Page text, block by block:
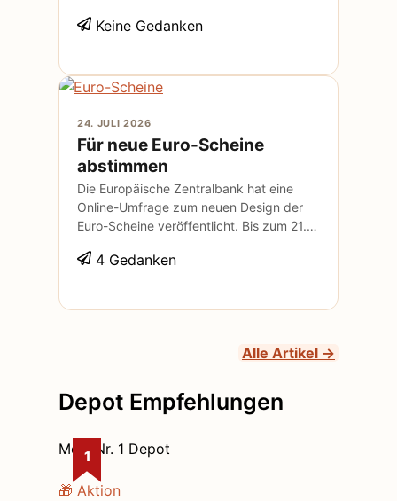
€ Bonus und wer zusätzlich das erste
Insgesamt sind also bis zu 300
Keine Gedanken
24. JULI 2026
Für neue Euro-Scheine
abstimmen
Die Europäische Zentralbank hat eine
Online-Umfrage zum neuen Design der
Euro-Scheine veröffentlicht. Bis zum 21.
werden. Zur Wahl stehen 10 verschiedene
4 Gedanken
Alle Artikel →
Depot Empfehlungen
1
Mein Nr. 1 Depot
🎁 Aktion